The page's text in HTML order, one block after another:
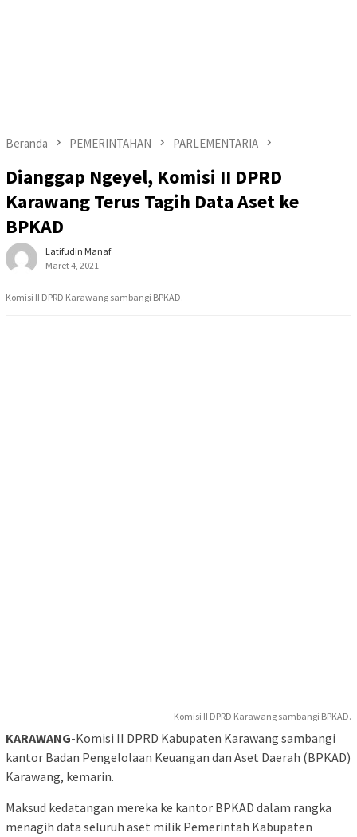
Beranda PEMERINTAHAN PARLEMENTARIA
Dianggap Ngeyel, Komisi II DPRD
Karawang Terus Tagih Data Aset ke
BPKAD
Latifudin Manaf
Maret 4, 2021
Komisi II DPRD Karawang sambangi BPKAD.
Komisi II DPRD Karawang sambangi BPKAD.
KARAWANG-Komisi II DPRD Kabupaten Karawang sambangi
kantor Badan Pengelolaan Keuangan dan Aset Daerah (BPKAD)
Karawang, kemarin.
Maksud kedatangan mereka ke kantor BPKAD dalam rangka
menagih data seluruh aset milik Pemerintah Kabupaten